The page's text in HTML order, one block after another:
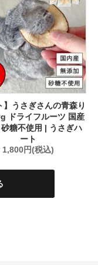
】うさぎさんの青森り
ドライフルーツ 国産
糖不使用 | うさぎハ
ート
1,800円(税込)